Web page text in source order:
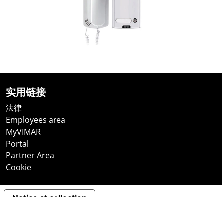
实用链接
法律
Employees area
MyVIMAR
Portal
Partner Area
Cookie